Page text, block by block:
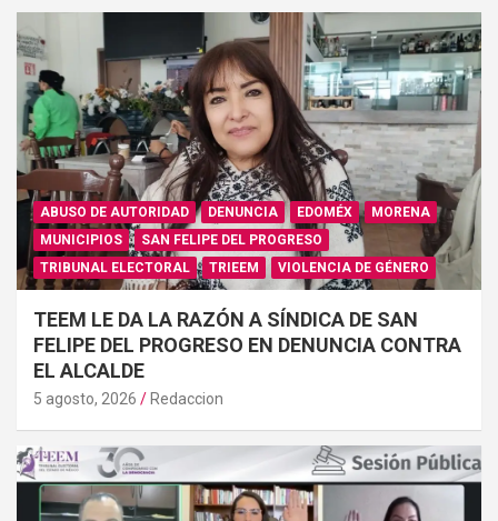
ABUSO DE AUTORIDAD DENUNCIA EDOMÉX
MORENA
MUNICIPIOS
SAN FELIPE DEL PROGRESO
TRIBUNAL ELECTORAL
TRIEEM VIOLENCIA DE GÉNERO
TEEM LE DA LA RAZÓN A SÍNDICA DE SAN
FELIPE DEL PROGRESO EN DENUNCIA CONTRA
EL ALCALDE
5 agosto, 2026 Redaccion